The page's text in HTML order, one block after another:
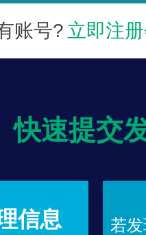
账号? 立即注
快速提交
信息
若